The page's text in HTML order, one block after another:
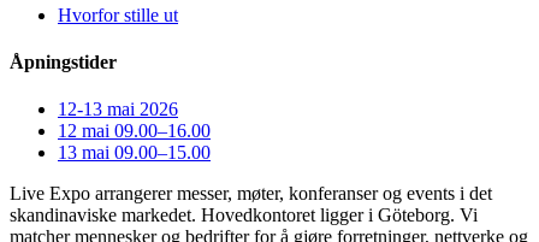
Hvorfor stille ut
Åpningstider
12-13 mai 2026
12 mai 09.00–16.00
13 mai 09.00–15.00
Live Expo arrangerer messer, møter, konferanser og events i det
skandinaviske markedet. Hovedkontoret ligger i Göteborg. Vi
matcher mennesker og bedrifter for å gjøre forretninger, nettverke og